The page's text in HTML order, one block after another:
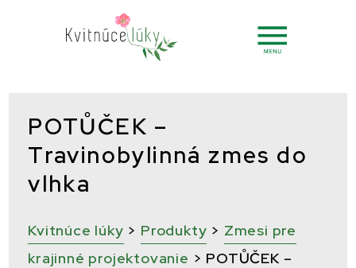
POTŮČEK –
Travinobylinná zmes do
vlhka
Kvitnúce lúky > Produkty > Zmesi pre
krajinné projektovanie > POTŮČEK –